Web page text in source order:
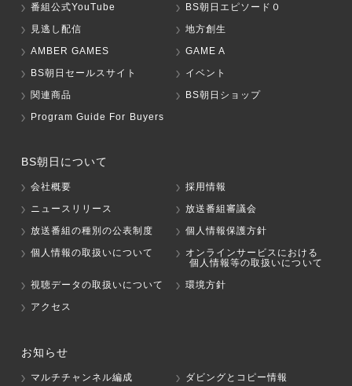
番組公式YouTube
BS朝日エピソード０
見逃し配信
地方創生
AMBER GAMES
GAME A
BS朝日セールスサイト
イベント
関連商品
BS朝日ショップ
Program Guide For Buyers
BS朝日について
会社概要
採用情報
ニュースリリース
放送番組審議会
放送番組の種別の公表制度
個人情報保護方針
個人情報の取扱いについて
オンラインサービスにおける
個人情報等の取扱いについて
視聴データの取扱いについて
環境方針
アクセス
お知らせ
マルチチャンネル編成 ダビングとコピー情報